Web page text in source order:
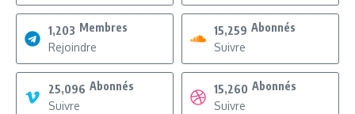
1,203 Membres
Rejoindre
15,259 Abonnés
Suivre
25,096 Abonnés
Suivre
15,260 Abonnés
Suivre